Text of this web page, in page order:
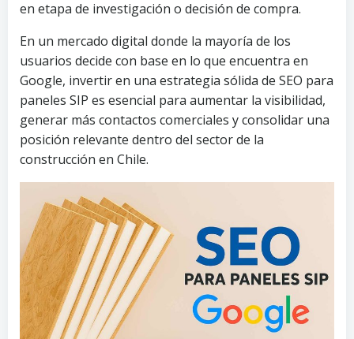
en etapa de investigación o decisión de compra.
En un mercado digital donde la mayoría de los
usuarios decide con base en lo que encuentra en
Google, invertir en una estrategia sólida de SEO para
paneles SIP es esencial para aumentar la visibilidad,
generar más contactos comerciales y consolidar una
posición relevante dentro del sector de la
construcción en Chile.